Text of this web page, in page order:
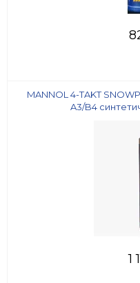
MANNOL 4-TAKT
A3/B4
1